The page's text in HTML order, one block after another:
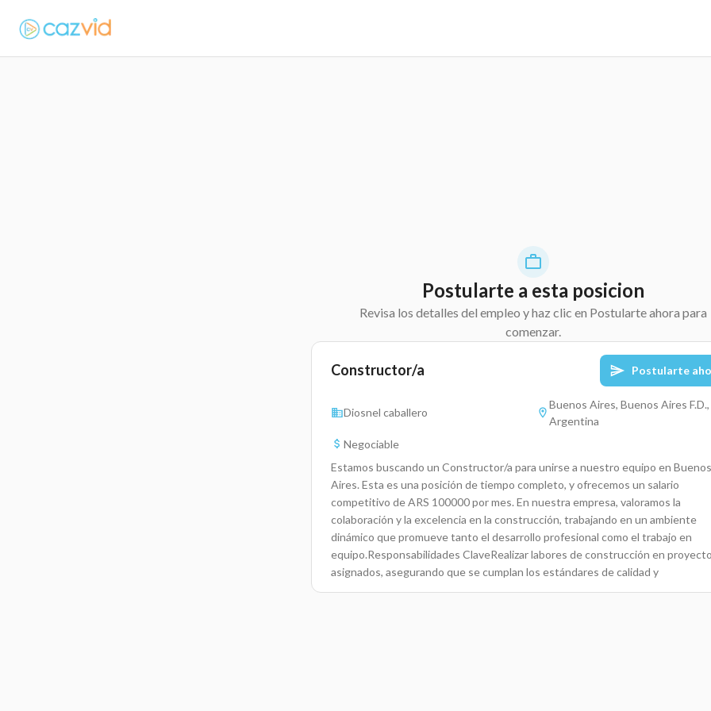
Postularte a esta posicion
Revisa los detalles del empleo y haz clic en Postularte ahora para
comenzar.
Constructor/a Postularte
Diosnel caballero
Buenos Aires, Buenos Aires F.D.,
Argentina
Negociable
Estamos buscando un Constructor/a para unirse a nuestro equipo en Buenos
Aires. Esta es una posición de tiempo completo, y ofrecemos un salario
competitivo de ARS 100000 por mes. En nuestra empresa, valoramos la
colaboración y la excelencia en la construcción, trabajando en un ambiente
dinámico que promueve tanto el desarrollo profesional como el trabajo en
equipo.Responsabilidades ClaveRealizar labores de construcción en
asignados, asegurando que se cumplan los estándares de calidad y
seguridad.Colaborar con el equipo para completar obras terminadas y obras